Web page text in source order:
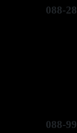
088-
088-